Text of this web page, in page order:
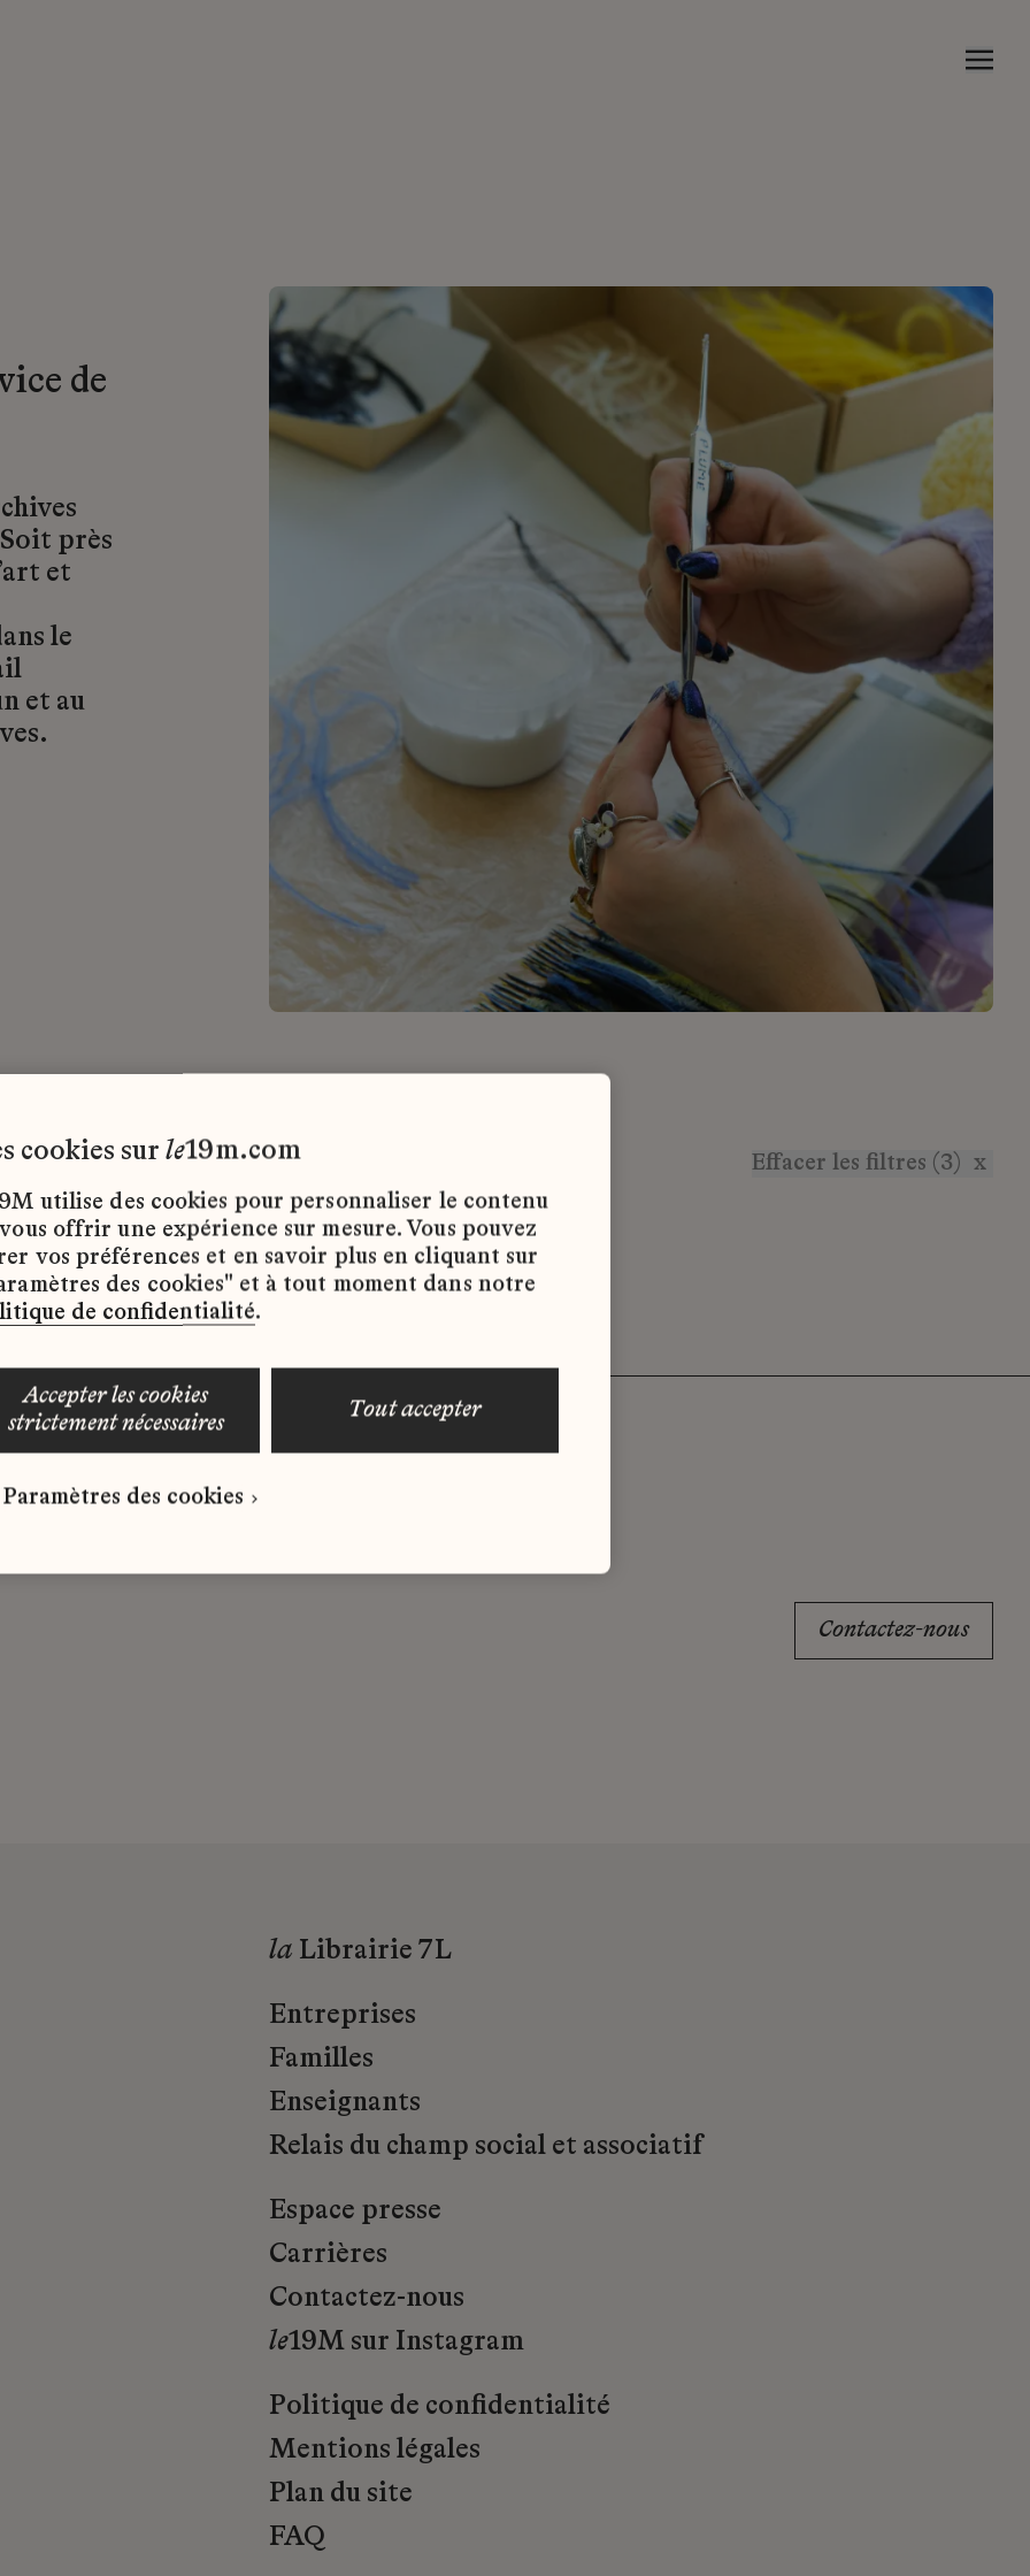
de
près
et
le
et au
Effacer les filtres (3) x
d’emploi disponibles pour le moment.
correspond à votre profil ?
spontanée dès maintenant.
Contactez-nous
la Librairie 7L
Entreprises
Familles
Enseignants
Relais du champ social et associatif
Espace presse
Carrières
Contactez-nous
le19M sur Instagram
Politique de confidentialité
Mentions légales
Plan du site
FAQ
cookies sur le19m.com
utilise des cookies pour personnaliser le contenu
offrir une expérience sur mesure. Vous pouvez
vos préférences et en savoir plus en cliquant sur
des cookies" et à tout moment dans notre
de confidentialité.
accepter les cookies
strictement nécessaires
tout accepter
Paramètres des cookies